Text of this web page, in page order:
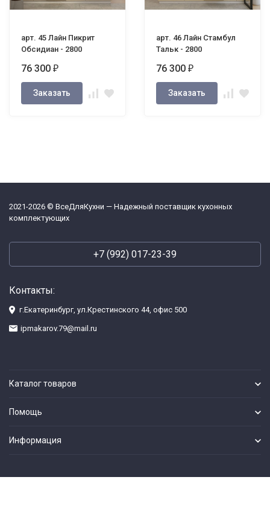
арт. 45 Лайн Пикрит
Обсидиан - 2800
76 300 ₽
Заказать
арт. 46 Лайн Стамбул
Тальк - 2800
76 300 ₽
Заказать
2021-2026 © ВсеДляКухни — Надежный поставщик кухонных
комплектующих
+7 (992) 017-23-39
Контакты:
г.Екатеринбург, ул.Крестинского 44, офис 500
ipmakarov.79@mail.ru
Каталог товаров
Помощь
Информация